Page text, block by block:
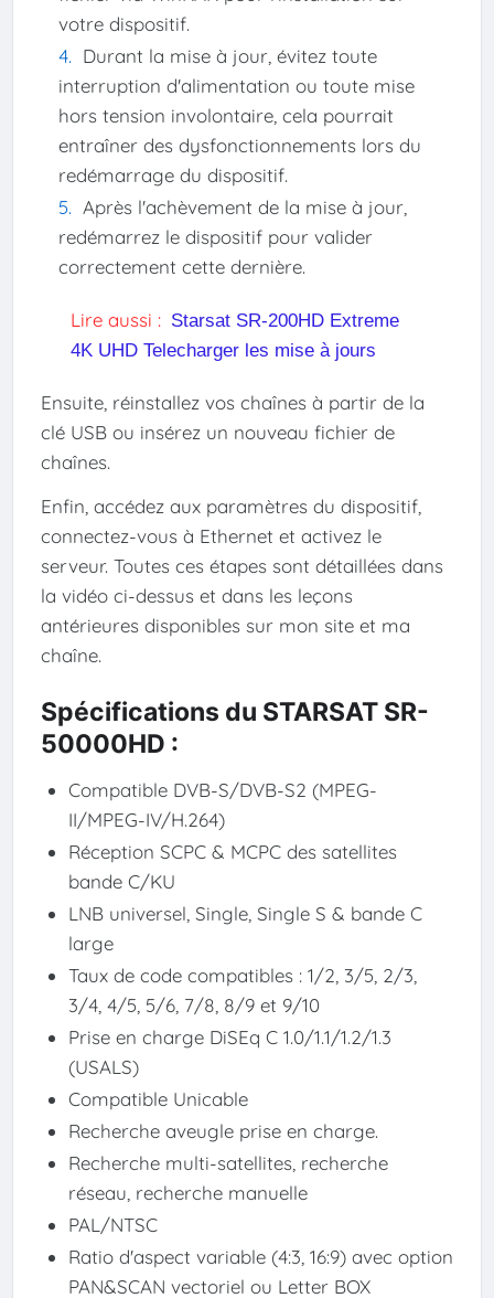
votre dispositif.
Durant la mise à jour, évitez toute
interruption d'alimentation ou toute mise
hors tension involontaire, cela pourrait
entraîner des dysfonctionnements lors du
redémarrage du dispositif.
Après l'achèvement de la mise à jour,
redémarrez le dispositif pour valider
correctement cette dernière.
Lire aussi : Starsat SR-200HD Extreme
4K UHD Telecharger les mise à jours
Ensuite, réinstallez vos chaînes à partir de la
clé USB ou insérez un nouveau fichier de
chaînes.
Enfin, accédez aux paramètres du dispositif,
connectez-vous à Ethernet et activez le
serveur. Toutes ces étapes sont détaillées dans
la vidéo ci-dessus et dans les leçons
antérieures disponibles sur mon site et ma
chaîne.
Spécifications du STARSAT SR-
50000HD :
Compatible DVB-S/DVB-S2 (MPEG-
II/MPEG-IV/H.264)
Réception SCPC & MCPC des satellites
bande C/KU
LNB universel, Single, Single S & bande C
large
Taux de code compatibles : 1/2, 3/5, 2/3,
3/4, 4/5, 5/6, 7/8, 8/9 et 9/10
Prise en charge DiSEq C 1.0/1.1/1.2/1.3
(USALS)
Compatible Unicable
Recherche aveugle prise en charge.
Recherche multi-satellites, recherche
réseau, recherche manuelle
PAL/NTSC
Ratio d'aspect variable (4:3, 16:9) avec option
PAN&SCAN vectoriel ou Letter BOX